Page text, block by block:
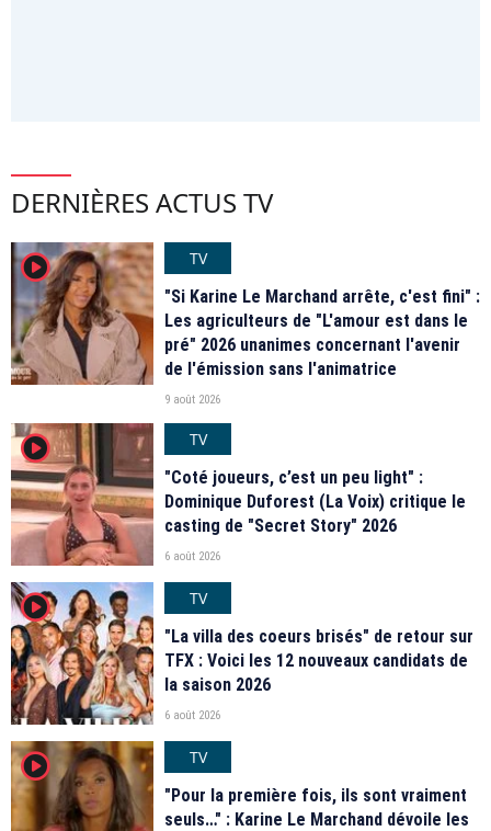
DERNIÈRES ACTUS TV
player2
TV
"Si Karine Le Marchand arrête, c'est fini" :
Les agriculteurs de "L'amour est dans le
pré" 2026 unanimes concernant l'avenir
de l'émission sans l'animatrice
9 août 2026
player2
TV
"Coté joueurs, c’est un peu light" :
Dominique Duforest (La Voix) critique le
casting de "Secret Story" 2026
6 août 2026
player2
TV
"La villa des coeurs brisés" de retour sur
TFX : Voici les 12 nouveaux candidats de
la saison 2026
6 août 2026
player2
TV
"Pour la première fois, ils sont vraiment
seuls…" : Karine Le Marchand dévoile les